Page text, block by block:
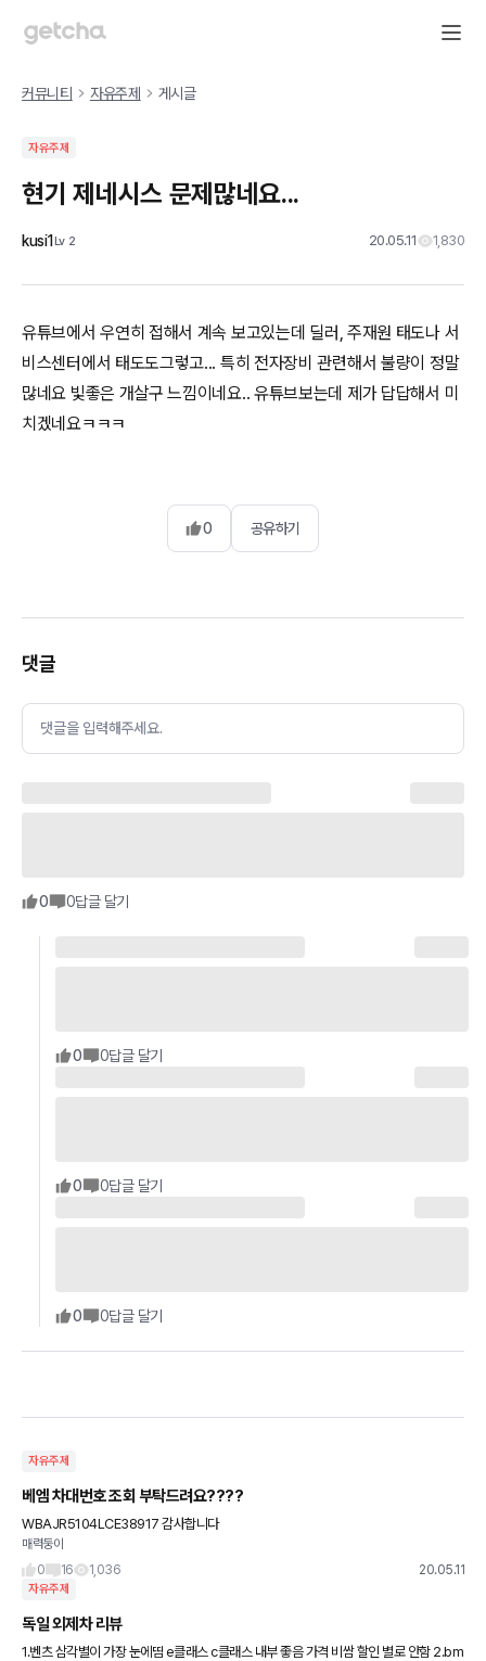
커뮤니티 자유주제 게시글
자유주제
현기 제네시스 문제많네요...
kusi1 Lv 2 20.05.11 1,830
유튜브에서 우연히 접해서 계속 보고있는데 딜러, 주재원 태도나 서
비스센터에서 태도도그렇고... 특히 전자장비 관련해서 불량이 정말
많네요 빛좋은 개살구 느낌이네요.. 유튜브보는데 제가 답답해서 미
치겠네요ㅋㅋㅋ
0 공유하기
댓글
댓글을 입력해주세요.
0 0답글 달기
0 0답글 달기
0 0답글 달기
0 0답글 달기
자유주제
베엠 차대번호 조회 부탁드려요????
WBAJR5104LCE38917 감사합니다
매력둥이
0
16 1,036 20.05.11
자유주제
독일 외제차 리뷰
1.벤츠 삼각별이 가장 눈에띰 e클래스 c클래스 내부 좋음 가격 비쌈 할인 별로 안함 2.bm